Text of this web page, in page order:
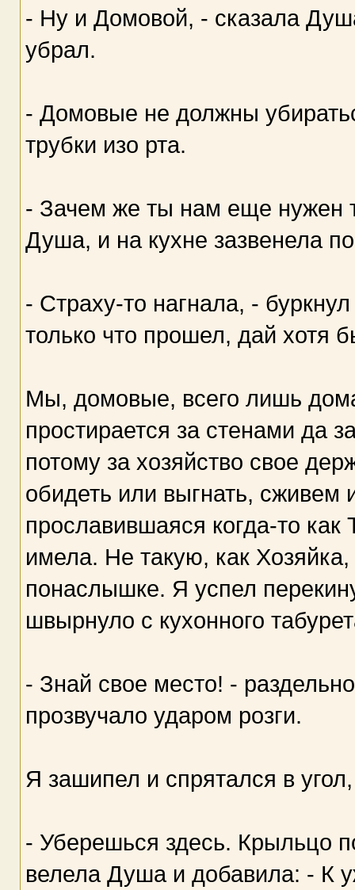
- Ну и Домовой, - сказала
убрал.
- Домовые не должны
трубки изо рта.
- Зачем же ты нам еще нужен
Душа, и на кухне зазвенела
- Страху-то нагнала, -
только что прошел, дай хотя
Мы, домовые, всего лишь
простирается за стенами да
потому за хозяйство свое
обидеть или выгнать,
прославившаяся когда-то
имела. Не такую, как
понаслышке. Я успел
швырнуло с кухонного
- Знай свое место! -
прозвучало ударом розги.
Я зашипел и спрятался в
- Уберешься здесь. Крыльцо
велела Душа и добавила: - К